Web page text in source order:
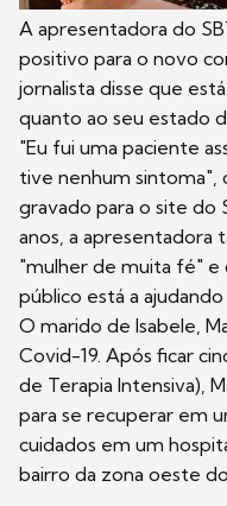
A apresentadora do
positivo para o novo
jornalista disse que
quanto ao seu estado
"Eu fui uma paciente
tive nenhum sintoma",
gravado para o site do
anos, a apresentadora
"mulher de muita fé"
público está a ajudando
O marido de Isabele,
Covid-19. Após ficar
de Terapia Intensiva),
para se recuperar em
cuidados em um
bairro da zona oeste do